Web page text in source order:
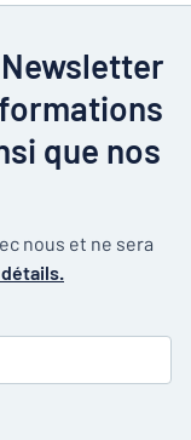
que nos
nous et ne sera